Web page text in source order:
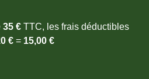
35 € TTC, les frais déductibles
€ = 15,00 €